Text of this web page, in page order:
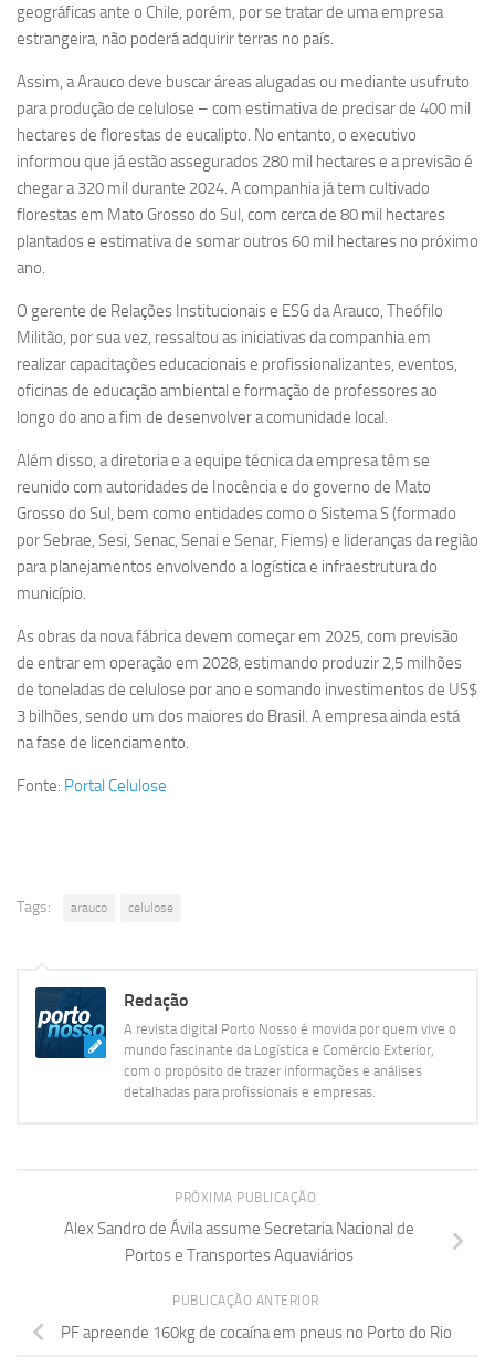
geográficas ante o Chile, porém, por se tratar de uma empresa
estrangeira, não poderá adquirir terras no país.
Assim, a Arauco deve buscar áreas alugadas ou mediante usufruto
para produção de celulose – com estimativa de precisar de 400 mil
hectares de florestas de eucalipto. No entanto, o executivo
informou que já estão assegurados 280 mil hectares e a previsão é
chegar a 320 mil durante 2024. A companhia já tem cultivado
florestas em Mato Grosso do Sul, com cerca de 80 mil hectares
plantados e estimativa de somar outros 60 mil hectares no próximo
ano.
O gerente de Relações Institucionais e ESG da Arauco, Theófilo
Militão, por sua vez, ressaltou as iniciativas da companhia em
realizar capacitações educacionais e profissionalizantes, eventos,
oficinas de educação ambiental e formação de professores ao
longo do ano a fim de desenvolver a comunidade local.
Além disso, a diretoria e a equipe técnica da empresa têm se
reunido com autoridades de Inocência e do governo de Mato
Grosso do Sul, bem como entidades como o Sistema S (formado
por Sebrae, Sesi, Senac, Senai e Senar, Fiems) e lideranças da região
para planejamentos envolvendo a logística e infraestrutura do
município.
As obras da nova fábrica devem começar em 2025, com previsão
de entrar em operação em 2028, estimando produzir 2,5 milhões
de toneladas de celulose por ano e somando investimentos de US$
3 bilhões, sendo um dos maiores do Brasil. A empresa ainda está
na fase de licenciamento.
Fonte: Portal Celulose
Tags: arauco celulose
Redação
A revista digital Porto Nosso é movida por quem vive o
mundo fascinante da Logística e Comércio Exterior,
com o propósito de trazer informações e análises
detalhadas para profissionais e empresas.
PRÓXIMA PUBLICAÇÃO
Alex Sandro de Ávila assume Secretaria Nacional de
Portos e Transportes Aquaviários
PUBLICAÇÃO ANTERIOR
PF apreende 160kg de cocaína em pneus no Porto do Rio